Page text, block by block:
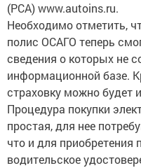
(РСА) www.autoins.ru.
Необходимо отметить,
полис ОСАГО теперь
сведения о которых не
информационной базе.
страховку можно будет
Процедура покупки
простая, для нее
что и для приобретения
водительское